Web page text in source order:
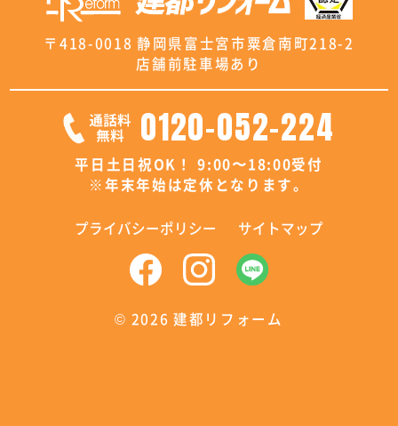
〒418-0018 静岡県富士宮市粟倉南町218-2
店舗前駐車場あり
0120-052-224
平日土日祝OK！ 9:00〜18:00受付
※年末年始は定休となります。
プライバシーポリシー サイトマップ
© 2026 建都リフォーム